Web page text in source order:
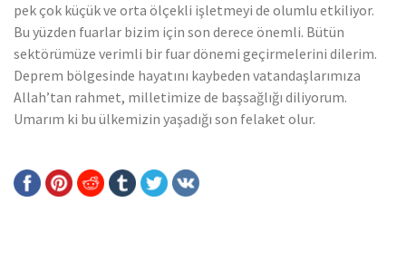
pek çok küçük ve orta ölçekli işletmeyi de olumlu etkiliyor.
Bu yüzden fuarlar bizim için son derece önemli. Bütün
sektörümüze verimli bir fuar dönemi geçirmelerini dilerim.
Deprem bölgesinde hayatını kaybeden vatandaşlarımıza
Allah’tan rahmet, milletimize de başsağlığı diliyorum.
Umarım ki bu ülkemizin yaşadığı son felaket olur.